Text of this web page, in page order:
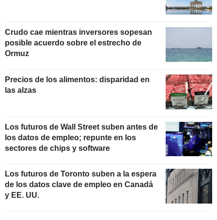
Crudo cae mientras inversores sopesan
posible acuerdo sobre el estrecho de
Ormuz
Precios de los alimentos: disparidad en
las alzas
Los futuros de Wall Street suben antes de
los datos de empleo; repunte en los
sectores de chips y software
Los futuros de Toronto suben a la espera
de los datos clave de empleo en Canadá
y EE. UU.